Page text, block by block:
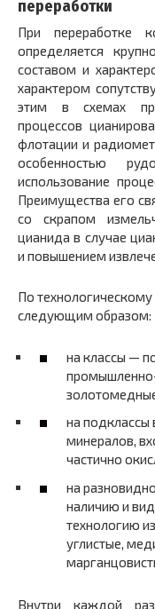
переработки
При переработке
определяется
составом и
характером
этим в схемах
процессов
флотации и
особенностью
использование
Преимущества его
со скрапом
цианида в случае
и повышением
По
следующим образом:
на классы —
на подклассы
минералов,
частично
на
наличию и
технологию
углистые,
Внутри каждой